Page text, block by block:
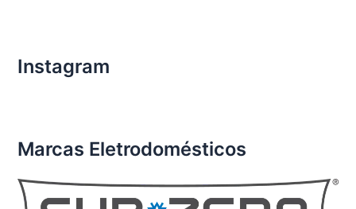
Instagram
Marcas Eletrodomésticos